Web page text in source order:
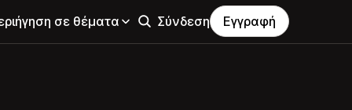
σε θέματα Σύνδεση Εγγραφή